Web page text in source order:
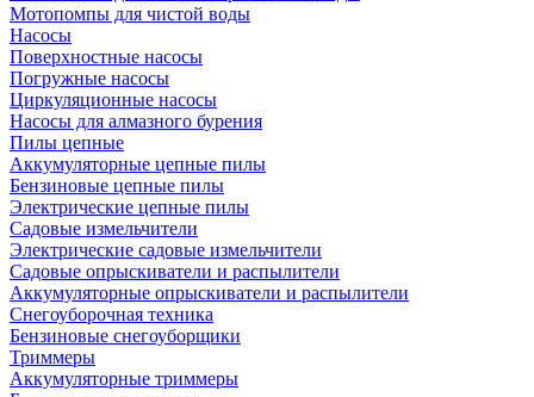
Мотопомпы для чистой воды
Насосы
Поверхностные насосы
Погружные насосы
Циркуляционные насосы
Насосы для алмазного бурения
Пилы цепные
Аккумуляторные цепные пилы
Бензиновые цепные пилы
Электрические цепные пилы
Садовые измельчители
Электрические садовые измельчители
Садовые опрыскиватели и распылители
Аккумуляторные опрыскиватели и распылители
Снегоуборочная техника
Бензиновые снегоуборщики
Триммеры
Аккумуляторные триммеры